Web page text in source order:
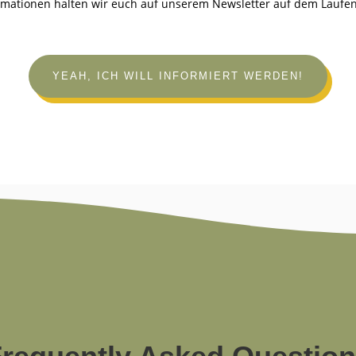
halten wir euch auf unserem Newsletter auf dem
YEAH, ICH WILL INFORMIERT WERDEN!